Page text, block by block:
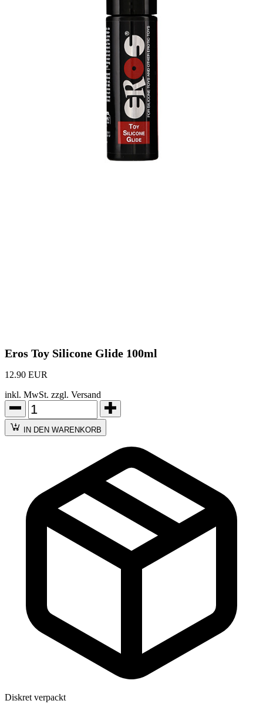
Eros Toy Silicone Glide 100ml
12.90 EUR
inkl. MwSt. zzgl. Versand
IN DEN WARENKORB
Diskret verpackt